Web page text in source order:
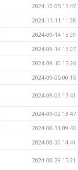
2024-12-05 15:47
2024-11-11 11:38
2024-09-14 15:09
2024-09-14 15:07
2024-09-10 15:26
2024-09-05 00:15
2024-09-03 17:41
2024-09-02 13:47
2024-08-31 09:40
2024-08-30 14:41
2024-08-29 15:21